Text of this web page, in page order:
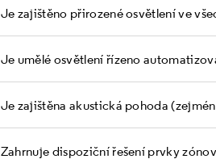
Je zajištěno přirozené osvětlení ve
Je umělé osvětlení řízeno
Je zajištěna akustická pohoda
Zahrnuje dispoziční řešení prvky